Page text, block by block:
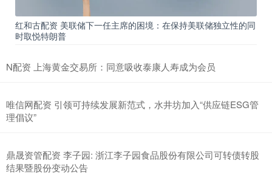
红和古配资 美联储下一任主席的困境：在保持美联储独立性的同
时取悦特朗普
N配资 上海黄金交易所：同意吸收泰康人寿成为会员
唯信网配资 引领可持续发展新范式，水井坊加入“供应链ESG管
理倡议”
鼎晟资管配资 李子园: 浙江李子园食品股份有限公司可转债转股
结果暨股份变动公告